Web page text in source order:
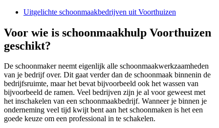
Uitgelichte schoonmaakbedrijven uit Voorthuizen
Voor wie is schoonmaakhulp Voorthuizen
geschikt?
De schoonmaker neemt eigenlijk alle schoonmaakwerkzaamheden
van je bedrijf over. Dit gaat verder dan de schoonmaak binnenin de
bedrijfsruimte, maar het bevat bijvoorbeeld ook het wassen van
bijvoorbeeld de ramen. Veel bedrijven zijn je al voor geweest met
het inschakelen van een schoonmaakbedrijf. Wanneer je binnen je
onderneming veel tijd kwijt bent aan het schoonmaken is het een
goede keuze om een professional in te schakelen.